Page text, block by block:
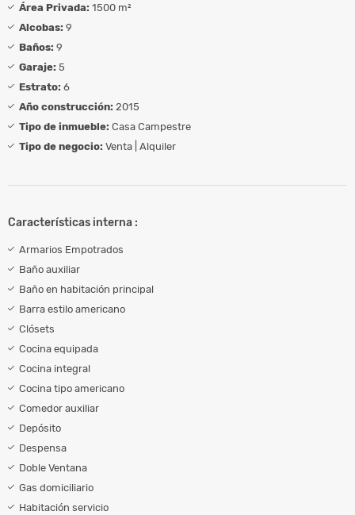
Área Privada: 1500 m²
Alcobas: 9
Baños: 9
Garaje: 5
Estrato: 6
Año construcción: 2015
Tipo de inmueble: Casa Campestre
Tipo de negocio: Venta | Alquiler
Características interna :
Armarios Empotrados
Baño auxiliar
Baño en habitación principal
Barra estilo americano
Clósets
Cocina equipada
Cocina integral
Cocina tipo americano
Comedor auxiliar
Depósito
Despensa
Doble Ventana
Gas domiciliario
Habitación servicio